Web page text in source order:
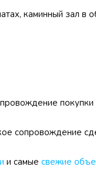
каминный зал в
сопровождение
и самые свежие